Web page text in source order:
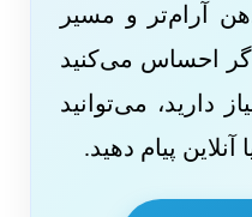
آرام‌تر و مسیر
احساس می‌کنید
دارید، می‌توانید
پیام دهید.